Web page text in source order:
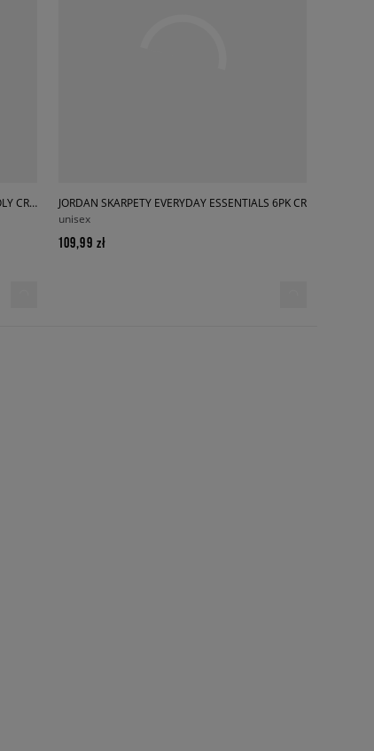
JORDAN SKARPETY U J EVERYDAY CUSH POLY CREW 3PR
JORDAN SKARPETY EVERYDAY ESSENTIALS 6PK CR
unisex
109,99 zł